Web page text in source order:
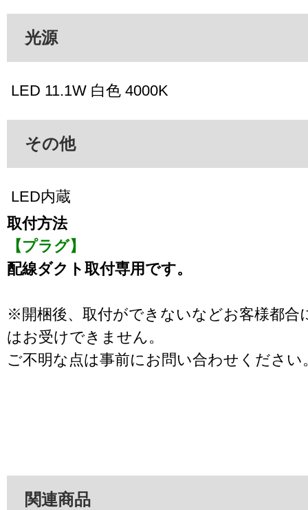
光源
LED 11.1W 白色 4000K
その他
LED内蔵
取付方法
【プラグ】
配線ダクト取付専用です。
※開梱後、取付ができないなどお客様都合
はお受けできません。
ご不明な点は事前にお問い合わせください
関連商品